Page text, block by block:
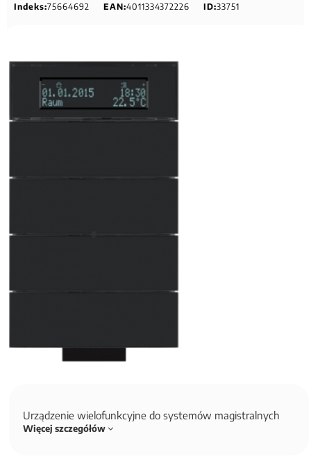
Indeks:75664692 EAN:4011334372226 ID:33751
Urządzenie wielofunkcyjne do systemów magistralnych
Więcej szczegółów